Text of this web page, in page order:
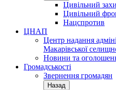
Цивільний
Цивільний
Нацспротив
ЦНАП
Центр надання
Макарівської
Новини та
Громадськості
Звернення громадян
Назад